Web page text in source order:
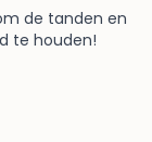
de tanden en
te houden!